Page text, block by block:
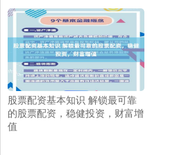
股票配资基本知识 解锁最可靠
的股票配资，稳健投资，财富增
值